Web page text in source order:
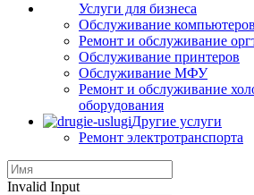
Услуги для бизнеса
Обслуживание компьютеров
Ремонт и обслуживание
Обслуживание принтеров
Обслуживание МФУ
Ремонт и обслуживание
оборудования
Другие услуги
Ремонт электротранспорта
Invalid Input